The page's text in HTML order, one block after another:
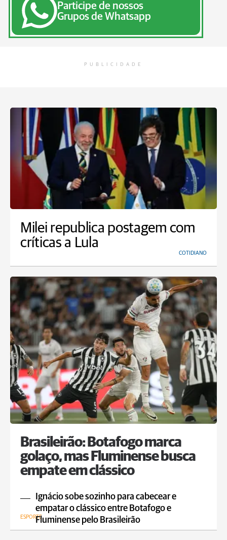
Participe de nossos
Grupos de Whatsapp
PUBLICIDADE
Milei republica postagem com
críticas a Lula
COTIDIANO
Brasileirão: Botafogo marca
golaço, mas Fluminense busca
empate em clássico
Ignácio sobe sozinho para cabecear e
empatar o clássico entre Botafogo e
Fluminense pelo Brasileirão
ESPORTE